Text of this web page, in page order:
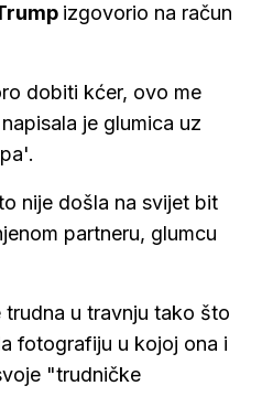
izgovorio na račun
dobiti kćer, ovo me
je glumica uz
nije došla na svijet bit
partneru, glumcu
trudna u travnju tako što
fotografiju u kojoj ona i
"trudničke